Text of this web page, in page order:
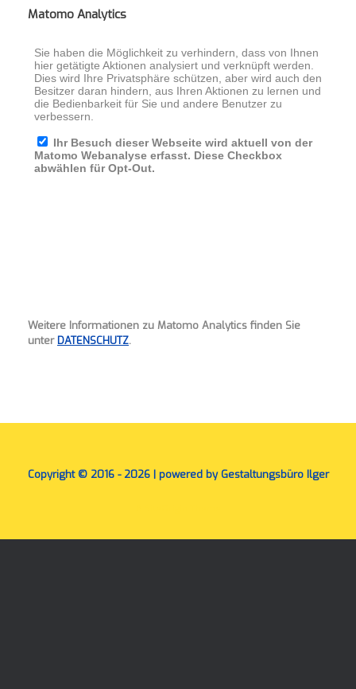
Matomo Analytics
Weitere Informationen zu Matomo Analytics finden Sie
unter DATENSCHUTZ.
Copyright © 2016 - 2026 | powered by Gestaltungsbüro Ilger